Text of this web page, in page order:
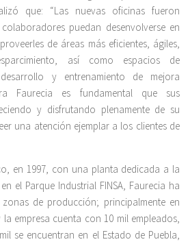
que: “Las nuevas oficinas fueron
puedan desenvolverse en
de áreas más eficientes, ágiles,
así como espacios de
y entrenamiento de mejora
Faurecia es fundamental que sus
y disfrutando plenamente de su
una atención ejemplar a los clientes de
en 1997, con una planta dedicada a la
el Parque Industrial FINSA, Faurecia ha
de producción; principalmente en
empresa cuenta con 10 mil empleados,
se encuentran en el Estado de Puebla,